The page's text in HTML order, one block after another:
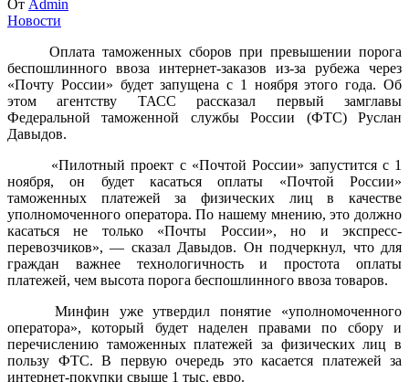
От Admin
Новости
Оплата таможенных сборов при превышении порога
беспошлинного ввоза интернет-заказов из-за рубежа через
«Почту России» будет запущена с 1 ноября этого года. Об
этом агентству ТАСС рассказал первый замглавы
Федеральной таможенной службы России (ФТС) Руслан
Давыдов.
«Пилотный проект с «Почтой России» запустится с 1
ноября, он будет касаться оплаты «Почтой России»
таможенных платежей за физических лиц в качестве
уполномоченного оператора. По нашему мнению, это должно
касаться не только «Почты России», но и экспресс-
перевозчиков», — сказал Давыдов. Он подчеркнул, что для
граждан важнее технологичность и простота оплаты
платежей, чем высота порога беспошлинного ввоза товаров.
Минфин уже утвердил понятие «уполномоченного
оператора», который будет наделен правами по сбору и
перечислению таможенных платежей за физических лиц в
пользу ФТС. В первую очередь это касается платежей за
интернет-покупки свыше 1 тыс. евро.